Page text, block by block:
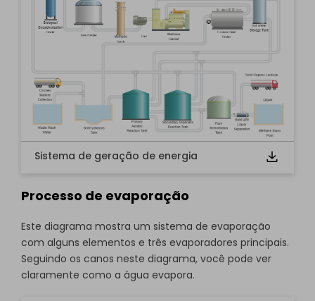
Clique para usar e editar este modelo online grátis.
Se você ainda não o tem, pode baixá-lo
grátisem
Sistema de geração de energia
Processo de evaporação
Este diagrama mostra um sistema de evaporação
com alguns elementos e três evaporadores principais.
Seguindo os canos neste diagrama, você pode ver
claramente como a água evapora.